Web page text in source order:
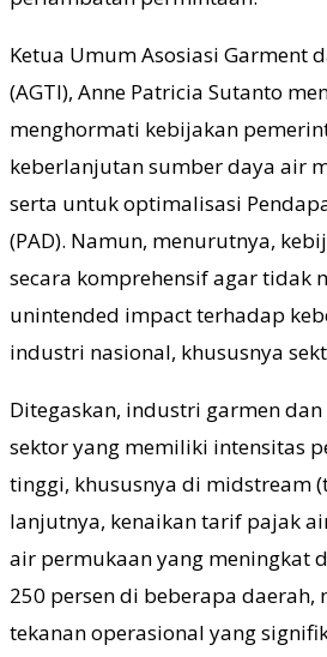
Ketua Umum Asosiasi Garment
(AGTI), Anne Patricia Sutanto
menghormati kebijakan
keberlanjutan sumber daya air
serta untuk optimalisasi
(PAD). Namun, menurutnya,
secara komprehensif agar tidak
unintended impact terhadap
industri nasional, khususnya
Ditegaskan, industri garmen
sektor yang memiliki intensitas
tinggi, khususnya di midstream
lanjutnya, kenaikan tarif pajak
air permukaan yang meningkat
250 persen di beberapa daerah,
tekanan operasional yang